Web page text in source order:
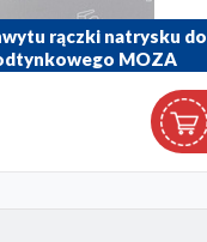
rączki natrysku do
MOZA